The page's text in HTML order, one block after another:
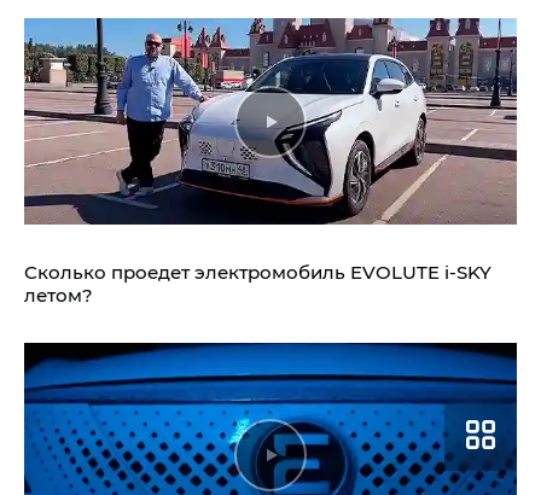
Сколько проедет электромобиль EVOLUTE i‑SKY
летом?